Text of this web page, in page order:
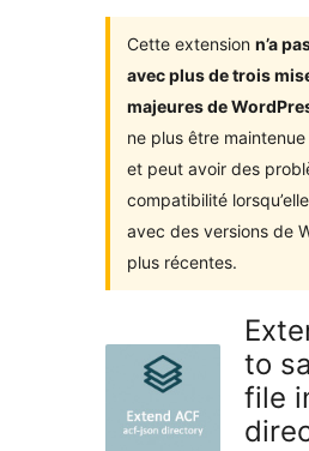
Cette extension n’a
avec plus de trois
majeures de
ne plus être
et peut avoir des
compatibilité
avec des versions de
plus récentes.
to
file